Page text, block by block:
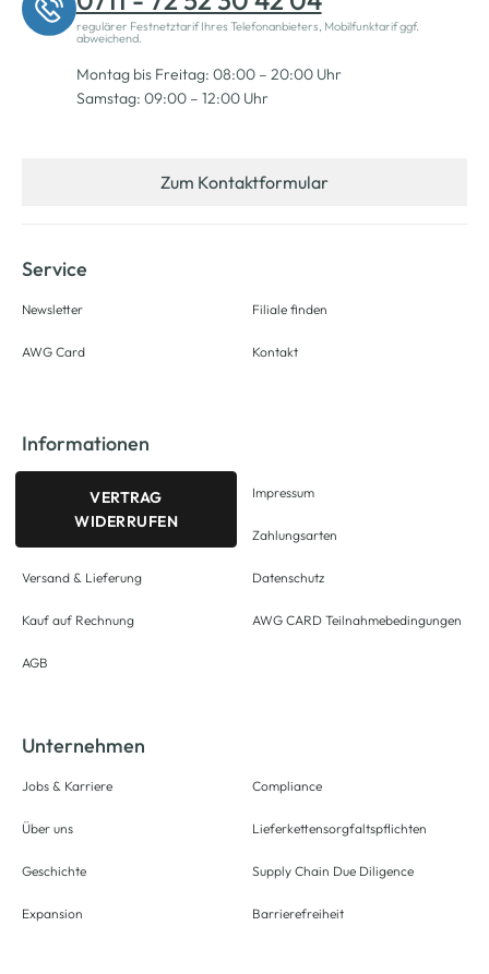
regulärer Festnetztarif Ihres Telefonanbieters, Mobilfunktarif ggf.
abweichend.
Montag bis Freitag: 08:00 – 20:00 Uhr
Samstag: 09:00 – 12:00 Uhr
Zum Kontaktformular
Service
Newsletter
AWG Card
Filiale finden
Kontakt
Informationen
VERTRAG
WIDERRUFEN
Versand & Lieferung
Kauf auf Rechnung
AGB
Impressum
Zahlungsarten
Datenschutz
AWG CARD Teilnahmebedingungen
Unternehmen
Jobs & Karriere
Über uns
Geschichte
Expansion
Compliance
Lieferkettensorgfaltspflichten
Supply Chain Due Diligence
Barrierefreiheit